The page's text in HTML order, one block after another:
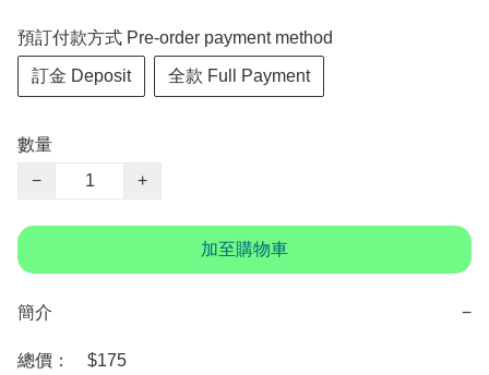
預訂付款方式 Pre-order payment method
訂金 Deposit 全款 Full Payment
數量
−
+
加至購物車
簡介 −
總價：　$175